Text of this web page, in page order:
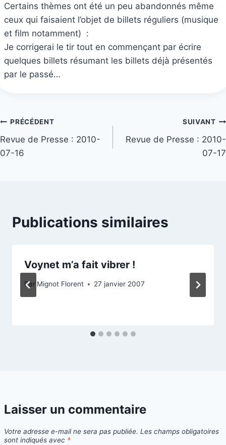
Certains thèmes ont été un peu abandonnés même
ceux qui faisaient l’objet de billets réguliers (musique
et film notamment) :
Je corrigerai le tir tout en commençant par écrire
quelques billets résumant les billets déjà présentés
par le passé…
Navigation
de
PRÉCÉDENT
Revue de Presse : 2010-
07-16
SUIVANT
Revue de Presse : 2010-
07-17
Publications similaires
Voynet m’a fait vibrer !
Par Mignot Florent 27 janvier 2007
Laisser un commentaire
Votre adresse e-mail ne sera pas publiée. Les champs obligatoires
sont indiqués avec *